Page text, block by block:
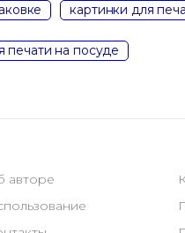
картинки для
печати на посуде
авторе